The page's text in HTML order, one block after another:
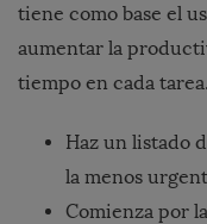
tiene como base el
aumentar la
tiempo en cada
Haz un listado
la menos
Comienza por